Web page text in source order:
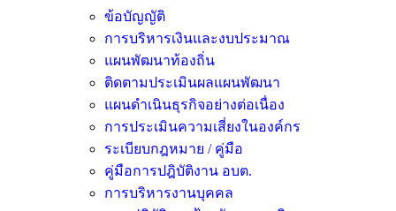
ข้อบัญญัติ
การบริหารเงินและงบประมาณ
แผนพัฒนาท้องถิ่น
ติดตามประเมินผลแผนพัฒนา
แผนดำเนินธุรกิจอย่างต่อเนื่อง
การประเมินความเสี่ยงในองค์กร
ระเบียบกฎหมาย / คู่มือ
คู่มือการปฎิบัติงาน อบต.
การบริหารงานบุคคล